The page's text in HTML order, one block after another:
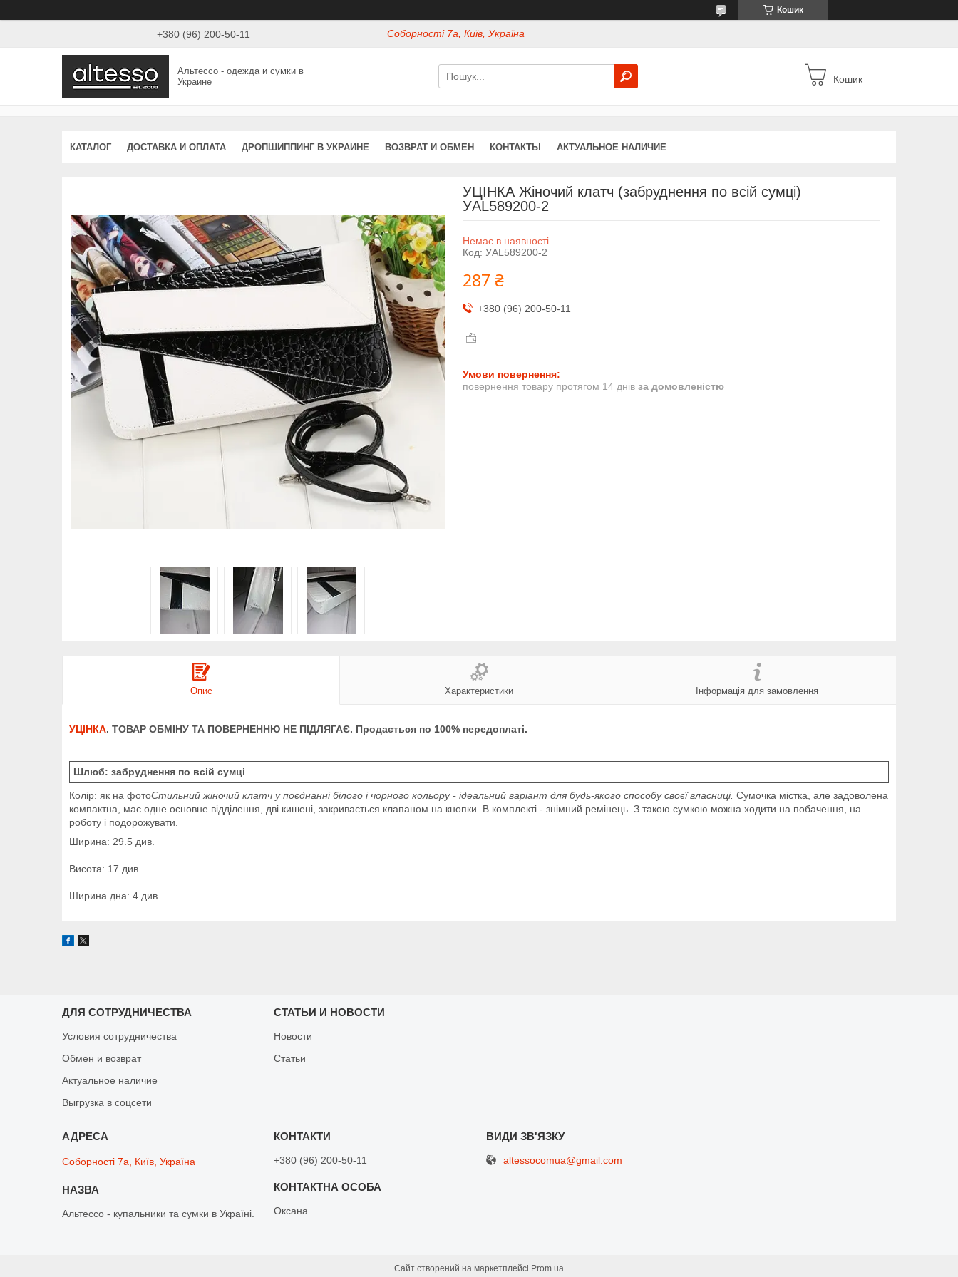
Кошик
+380 (96) 200-50-11 Соборності 7а, Київ, Україна
Альтессо - одежда и сумки в
Украине
Кошик
КАТАЛОГ ДОСТАВКА И ОПЛАТА ДРОПШИППИНГ В УКРАИНЕ ВОЗВРАТ И ОБМЕН КОНТАКТЫ АКТУАЛЬНОЕ НАЛИЧИЕ
УЦІНКА Жіночий клатч (забруднення по всій сумці)
УAL589200-2
Немає в наявності
Код: УAL589200-2
287 ₴
+380 (96) 200-50-11
повернення товару протягом 14 днів за домовленістю
Опис Характеристики Інформація для замовлення
УЦІНКА. ТОВАР ОБМІНУ ТА ПОВЕРНЕННЮ НЕ ПІДЛЯГАЄ. Продається по 100% передоплаті.
Шлюб: забруднення по всій сумці
Колір: як на фотоСтильний жіночий клатч у поєднанні білого і чорного кольору - ідеальний варіант для будь-якого способу своєї власниці. Сумочка містка, але задоволена
компактна, має одне основне відділення, дві кишені, закривається клапаном на кнопки. В комплекті - знімний ремінець. З такою сумкою можна ходити на побачення, на
роботу і подорожувати.
Ширина: 29.5 див.
Висота: 17 див.
Ширина дна: 4 див.
ДЛЯ СОТРУДНИЧЕСТВА
Условия сотрудничества
Обмен и возврат
Актуальное наличие
Выгрузка в соцсети
СТАТЬИ И НОВОСТИ
Новости
Статьи
Соборності 7а, Київ, Україна
Альтессо - купальники та сумки в Україні.
+380 (96) 200-50-11
Оксана
altessocomua@gmail.com
Сайт створений на маркетплейсі Prom.ua